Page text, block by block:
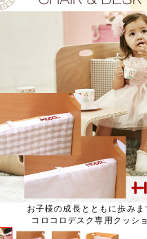
お子様の成長とともに歩みま
コロコロデスク専用クッシ